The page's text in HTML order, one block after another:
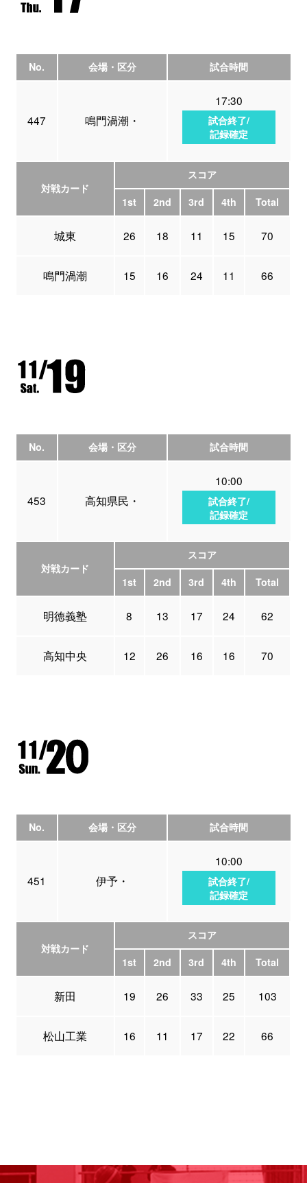
No. 会場・区分 試合時間
447 鳴門渦潮・
17:30
試合終了/
記録確定
対戦カード
スコア
1st
2nd 3rd 4th Total
城東 26 18 11 15 70
鳴門渦潮 15 16 24 11 66
No. 会場・区分 試合時間
453 高知県民・
10:00
試合終了/
記録確定
対戦カード
スコア
1st
2nd 3rd 4th Total
明徳義塾 8 13 17 24 62
高知中央 12 26 16 16 70
No. 会場・区分 試合時間
451 伊予・
10:00
試合終了/
記録確定
対戦カード
スコア
1st
2nd 3rd 4th Total
新田 19 26 33 25 103
松山工業 16 11 17 22 66